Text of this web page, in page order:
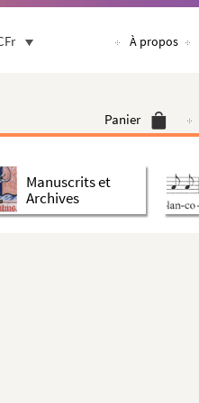
À propos
Panier
Manuscrits et
Archives